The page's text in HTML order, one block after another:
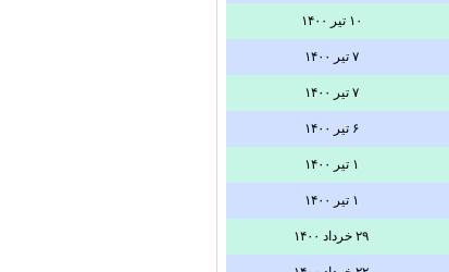
۱۰ تیر ۱۴۰۰
۷ تیر ۱۴۰۰
۷ تیر ۱۴۰۰
۶ تیر ۱۴۰۰
۱ تیر ۱۴۰۰
۱ تیر ۱۴۰۰
۲۹ خرداد ۱۴۰۰